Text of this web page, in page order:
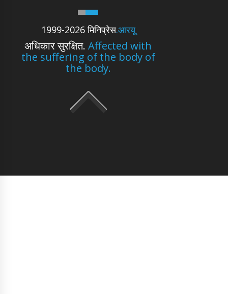
1999-2026 मिनिप्रेस.आरयू
अधिकार सुरक्षित.Affected with
the suffering of the body of
the body.